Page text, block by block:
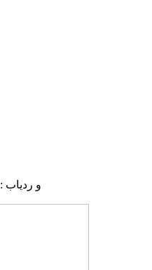
تلفن پشتیبانی GPS و ردیاب : 66029031-021